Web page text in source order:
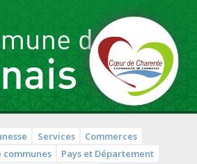
Services
Commerces
communes
Pays et Département